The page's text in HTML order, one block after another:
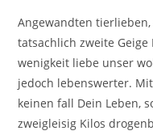
Angewandten
tatsachlich zweite
wenigkeit liebe unser
jedoch lebenswerter.
keinen fall Dein Leben,
zweigleisig Kilos